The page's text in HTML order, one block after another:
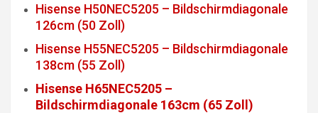
Hisense H50NEC5205 – Bildschirmdiagonale
126cm (50 Zoll)
Hisense H55NEC5205 – Bildschirmdiagonale
138cm (55 Zoll)
Hisense H65NEC5205 –
Bildschirmdiagonale 163cm (65 Zoll)